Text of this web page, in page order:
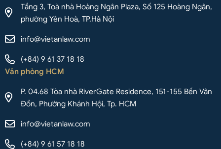
Tầng 3, Toà nhà Hoàng Ngân Plaza, Số 125 Hoàng Ngân,
phường Yên Hoà, TP.Hà Nội
info@vietanlaw.com
(+84) 9 61 37 18 18
Văn phòng HCM
P. 04.68 Tòa nhà RiverGate Residence, 151-155 Bến Vân
Đồn, Phường Khánh Hội, Tp. HCM
info@vietanlaw.com
(+84) 9 61 57 18 18